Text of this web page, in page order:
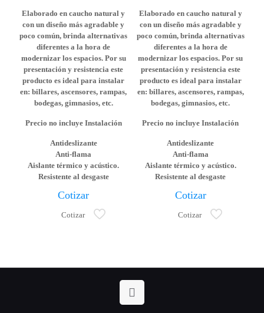
Elaborado en caucho natural y
con un diseño más agradable y
poco común, brinda alternativas
diferentes a la hora de
modernizar los espacios. Por su
presentación y resistencia este
producto es ideal para instalar
en: billares, ascensores, rampas,
bodegas, gimnasios, etc.
Precio no incluye Instalación
Antideslizante
Anti-flama
Aislante térmico y acústico.
Resistente al desgaste
Cotizar
Cotizar
Elaborado en caucho natural y
con un diseño más agradable y
poco común, brinda alternativas
diferentes a la hora de
modernizar los espacios. Por su
presentación y resistencia este
producto es ideal para instalar
en: billares, ascensores, rampas,
bodegas, gimnasios, etc.
Precio no incluye Instalación
Antideslizante
Anti-flama
Aislante térmico y acústico.
Resistente al desgaste
Cotizar
Cotizar